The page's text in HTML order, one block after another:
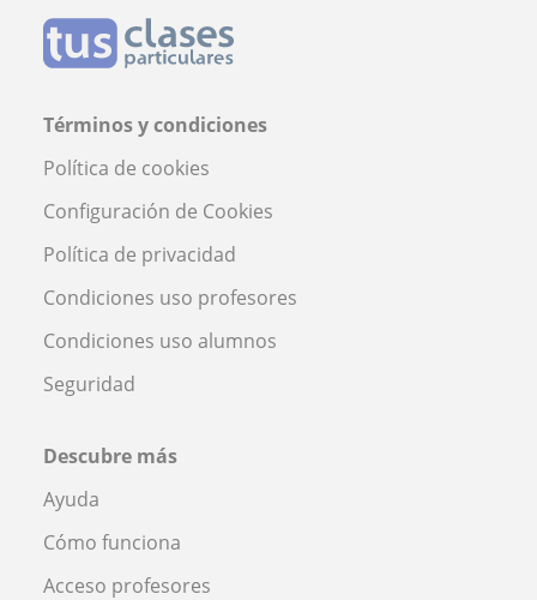
Términos y condiciones
Política de cookies
Configuración de Cookies
Política de privacidad
Condiciones uso profesores
Condiciones uso alumnos
Seguridad
Descubre más
Ayuda
Cómo funciona
Acceso profesores